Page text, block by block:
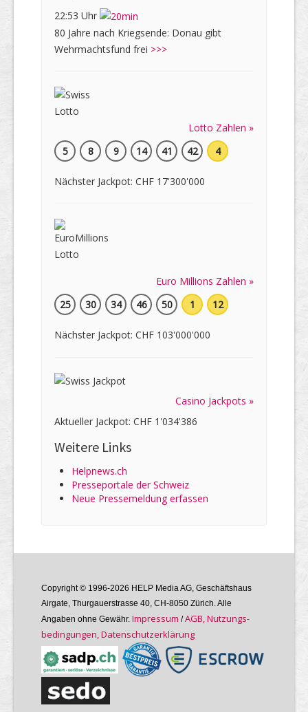
22:53 Uhr
80 Jahre nach Kriegsende: Donau gibt
Wehrmachtsfund frei >>>
Lotto Zahlen »
5
8 9 14 41 42 4
Nächster Jackpot: CHF 17'300'000
Euro Millions Zahlen »
25
30 34 46 50 1 12
Nächster Jackpot: CHF 103'000'000
Casino Jackpots »
Aktueller Jackpot: CHF 1'034'386
Weitere Links
Helpnews.ch
Presseportale der Schweiz
Neue Pressemeldung erfassen
Copyright © 1996-2026 HELP Media AG, Geschäftshaus
Airgate, Thurgauer­strasse 40, CH-8050 Zürich. Alle
Angaben ohne Gewähr. Im­pres­sum /AGB, Nutzungs­
bedin­gungen, Daten­schutz­er­klärung